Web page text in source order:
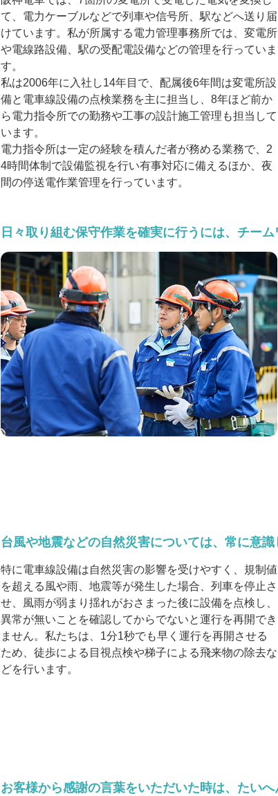
て、電力ケーブルなどで列車や信号所、駅などへ送り届
けています。私が所属する電力管理事務所では、変電所
や電線路設備、駅の受配電設備などの管理を行っていま
す。
私は2006年に入社し14年目で、配属後6年間は変電所設
備と電車線設備の点検業務を主に担当し、8年ほど前か
ら電力指令所での勤務や工事の設計施工管理も担当して
います。
電力指令所は一定の経験を積んだ者が務める業務で、2
4時間体制で設備監視を行い有事対応に備えるほか、夜
間の停送電作業管理を行っています。
日々取り組む保守作業を確実に行うには、チーム
台風や地震などの自然災害については、常に意識
特に電車線設備は自然災害の影響を受けやすく、規制値
を超える風や雨、地震等が発生した場合、列車を停止さ
せ、風雨が弱まり揺れがおさまった後に設備を点検し、
異常が無いことを確認してからでないと運行を再開でき
ません。私たちは、1分1秒でも早く運行を再開させる
ため、徒歩による目視点検や梯子による飛来物の除去な
どを行います。
お客様から感謝の言葉をいただいた時は、たい